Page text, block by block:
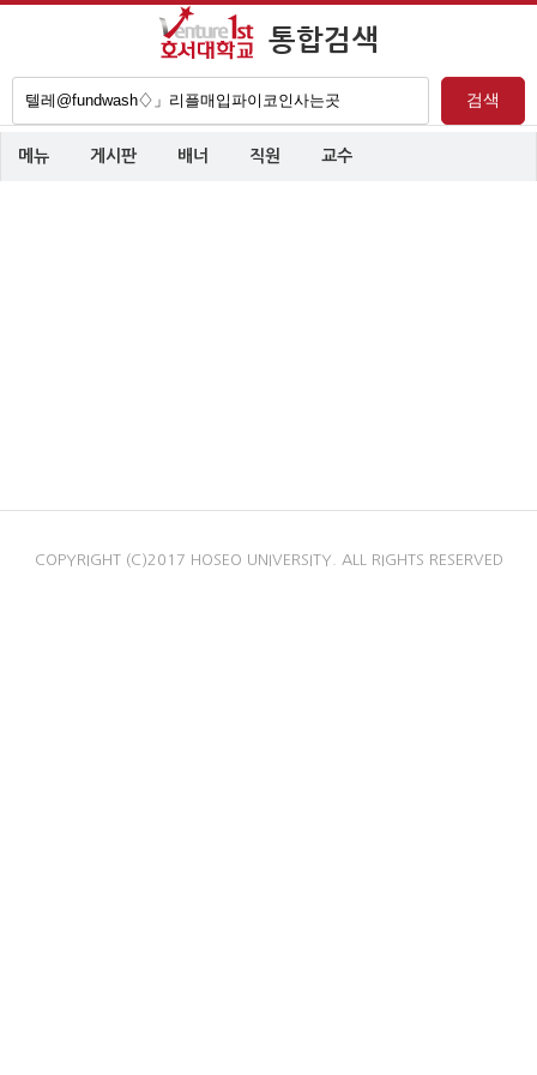
통합검색
검색
메뉴 게시판 배너 직원 교수
COPYRIGHT (C)2017 HOSEO UNIVERSITY. ALL RIGHTS RESERVED